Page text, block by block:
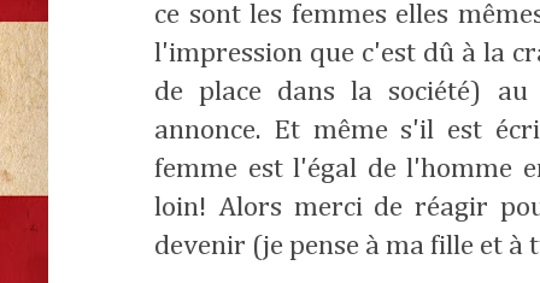
ce sont les femmes elles
l'impression que c'est dû à la
de place dans la société)
annonce. Et même s'il est
femme est l'égal de l'homme
loin! Alors merci de réagir
devenir (je pense à ma fille et à